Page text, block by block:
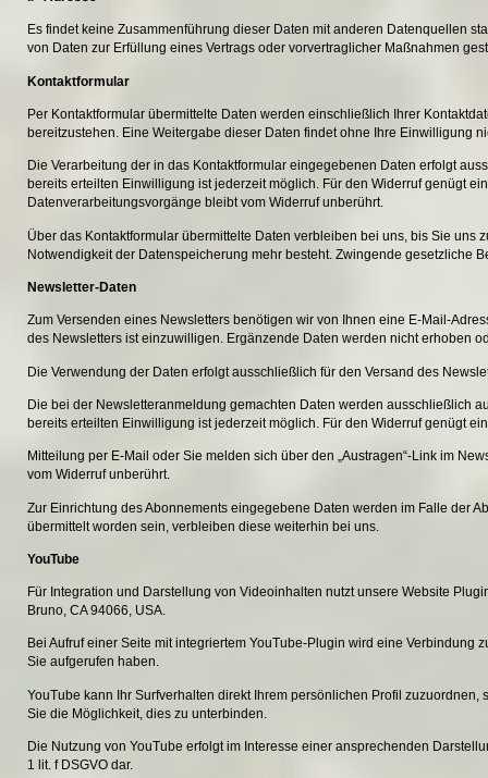
Es findet keine Zusammenführung dieser Daten mit anderen Datenquellen
von Daten zur Erfüllung eines Vertrags oder vorvertraglicher Maßnahmen
Kontaktformular
Per Kontaktformular übermittelte Daten werden einschließlich Ihrer
bereitzustehen. Eine Weitergabe dieser Daten findet ohne Ihre Einwilligung
Die Verarbeitung der in das Kontaktformular eingegebenen Daten erfolgt
bereits erteilten Einwilligung ist jederzeit möglich. Für den Widerruf genügt
Datenverarbeitungsvorgänge bleibt vom Widerruf unberührt.
Über das Kontaktformular übermittelte Daten verbleiben bei uns, bis Sie
Notwendigkeit der Datenspeicherung mehr besteht. Zwingende gesetzliche
Newsletter-Daten
Zum Versenden eines Newsletters benötigen wir von Ihnen eine E-Mail-
des Newsletters ist einzuwilligen. Ergänzende Daten werden nicht erhoben
Die Verwendung der Daten erfolgt ausschließlich für den Versand des
Die bei der Newsletteranmeldung gemachten Daten werden ausschließlich
bereits erteilten Einwilligung ist jederzeit möglich. Für den Widerruf genügt
Mitteilung per E-Mail oder Sie melden sich über den „Austragen“-Link im
vom Widerruf unberührt.
Zur Einrichtung des Abonnements eingegebene Daten werden im Falle der
übermittelt worden sein, verbleiben diese weiterhin bei uns.
YouTube
Für Integration und Darstellung von Videoinhalten nutzt unsere Website
Bruno, CA 94066, USA.
Bei Aufruf einer Seite mit integriertem YouTube-Plugin wird eine
Sie aufgerufen haben.
YouTube kann Ihr Surfverhalten direkt Ihrem persönlichen Profil
Sie die Möglichkeit, dies zu unterbinden.
Die Nutzung von YouTube erfolgt im Interesse einer ansprechenden
1 lit. f DSGVO dar.